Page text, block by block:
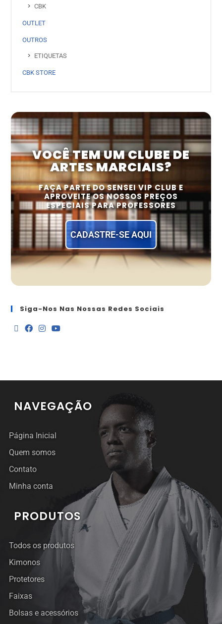
CBK
OUTLET
OUTROS
ETIQUETAS
CBK STORE
VOCÊ TEM UM CLUBE DE
ARTES MARCIAIS?
FAÇA PARTE DO SENSEI VIP CLUB E
APROVEITE OS NOSSOS PREÇOS
ESPECIAIS PARA PROFESSORES
CADASTRE-SE AQUI
Siga-Nos Nas Nossas Redes Sociais
NAVEGAÇÃO
Página Inicial
Quem somos
Contato
Minha conta
PRODUTOS
Todos os produtos
Kimonos
Protetores
Faixas
Bolsas e acessórios